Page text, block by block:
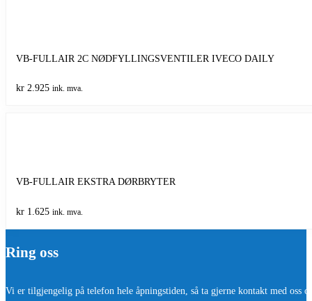
VB-FULLAIR 2C NØDFYLLINGSVENTILER IVECO DAILY
kr2.925 ink. mva.
VB-FULLAIR EKSTRA DØRBRYTER
kr1.625 ink. mva.
Ring oss
Vi er tilgjengelig på telefon hele åpningstiden, så ta gjerne kontakt med oss